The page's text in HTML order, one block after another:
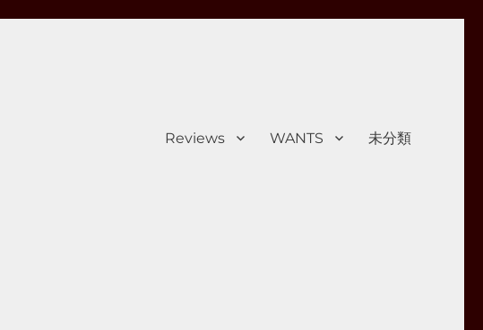
Reviews WANTS 未分類